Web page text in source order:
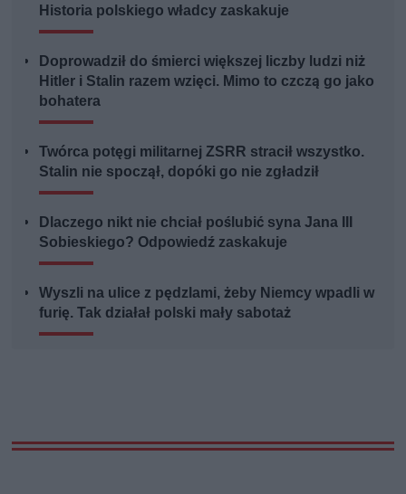
Historia polskiego władcy zaskakuje
Doprowadził do śmierci większej liczby ludzi niż
Hitler i Stalin razem wzięci. Mimo to czczą go jako
bohatera
Twórca potęgi militarnej ZSRR stracił wszystko.
Stalin nie spoczął, dopóki go nie zgładził
Dlaczego nikt nie chciał poślubić syna Jana III
Sobieskiego? Odpowiedź zaskakuje
Wyszli na ulice z pędzlami, żeby Niemcy wpadli w
furię. Tak działał polski mały sabotaż